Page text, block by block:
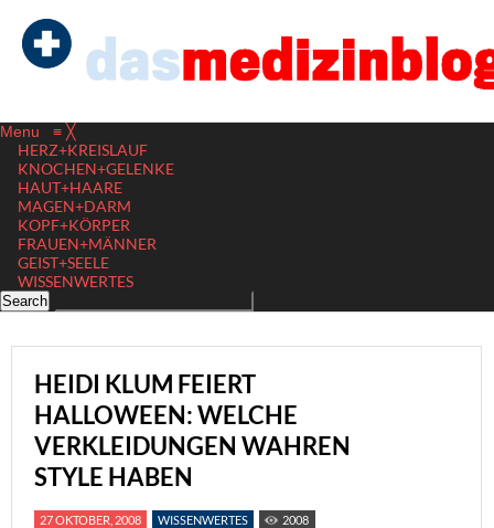
Menu ≡ ╳
HERZ+KREISLAUF
KNOCHEN+GELENKE
HAUT+HAARE
MAGEN+DARM
KOPF+KÖRPER
FRAUEN+MÄNNER
GEIST+SEELE
WISSENWERTES
HEIDI KLUM FEIERT
HALLOWEEN: WELCHE
VERKLEIDUNGEN WAHREN
STYLE HABEN
27 OKTOBER, 2008 WISSENWERTES 2008